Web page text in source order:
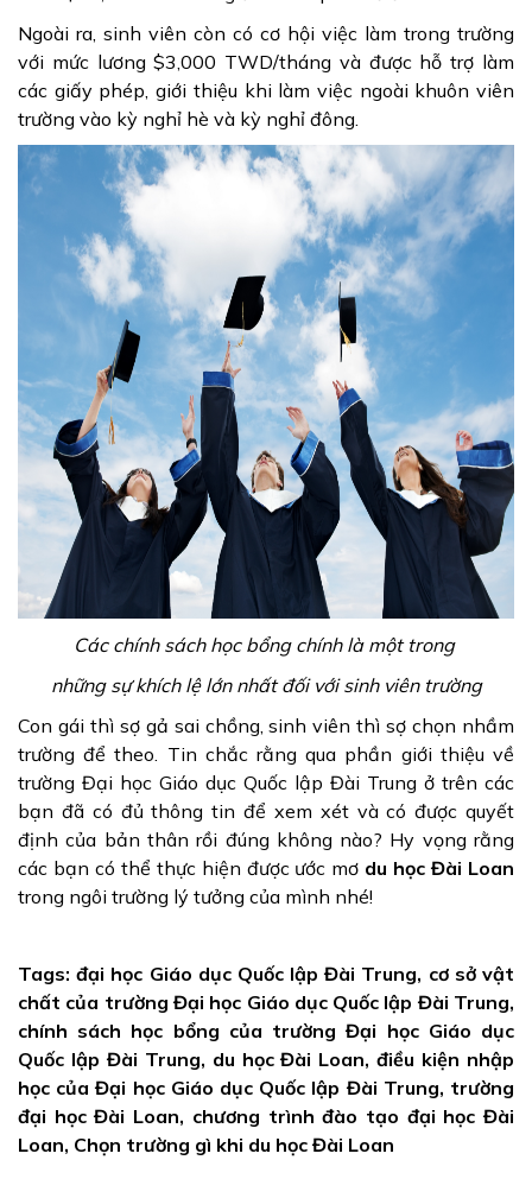
Ngoài ra, sinh viên còn có cơ hội việc làm trong trường
với mức lương $3,000 TWD/tháng và được hỗ trợ làm
các giấy phép, giới thiệu khi làm việc ngoài khuôn viên
trường vào kỳ nghỉ hè và kỳ nghỉ đông.
Các chính sách học bổng chính là một trong
những sự khích lệ lớn nhất đối với sinh viên trường
Con gái thì sợ gả sai chồng, sinh viên thì sợ chọn nhầm
trường để theo. Tin chắc rằng qua phần giới thiệu về
trường Đại học Giáo dục Quốc lập Đài Trung ở trên các
bạn đã có đủ thông tin để xem xét và có được quyết
định của bản thân rồi đúng không nào? Hy vọng rằng
các bạn có thể thực hiện được ước mơ du học Đài Loan
trong ngôi trường lý tưởng của mình nhé!
Tags: đại học Giáo dục Quốc lập Đài Trung, cơ sở vật
chất của trường Đại học Giáo dục Quốc lập Đài Trung,
chính sách học bổng của trường Đại học Giáo dục
Quốc lập Đài Trung, du học Đài Loan, điều kiện nhập
học của Đại học Giáo dục Quốc lập Đài Trung, trường
đại học Đài Loan, chương trình đào tạo đại học Đài
Loan, Chọn trường gì khi du học Đài Loan